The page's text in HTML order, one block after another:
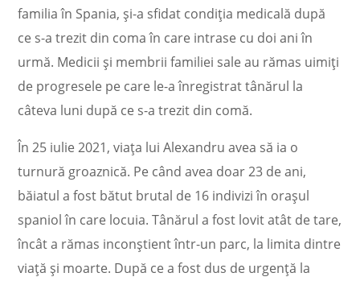
familia în Spania, și-a sfidat condiția medicală după
ce s-a trezit din coma în care intrase cu doi ani în
urmă. Medicii și membrii familiei sale au rămas uimiți
de progresele pe care le-a înregistrat tânărul la
câteva luni după ce s-a trezit din comă.
În 25 iulie 2021, viața lui Alexandru avea să ia o
turnură groaznică. Pe când avea doar 23 de ani,
băiatul a fost bătut brutal de 16 indivizi în orașul
spaniol în care locuia. Tânărul a fost lovit atât de tare,
încât a rămas inconștient într-un parc, la limita dintre
viață și moarte. După ce a fost dus de urgență la